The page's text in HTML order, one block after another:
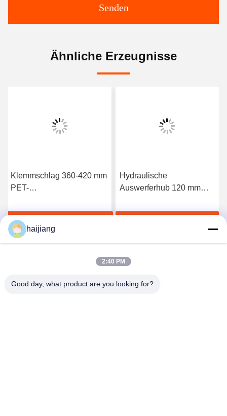
Senden
Ähnliche Erzeugnisse
Klemmschlag 360-420 mm
PET-
mit
Schraubendurchmesser 85
mm und Ejektor Nummer 5
gleichbleibende Ausgabe
Hydraulische
Auswerferhub 120 mm
Spritzgießmaschine mit
haijiang
2:40 PM
Good day, what product are you looking for?